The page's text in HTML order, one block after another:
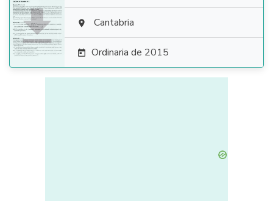
  Cantabria
 Ordinaria de 2015